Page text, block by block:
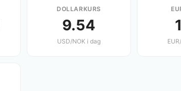
DOLLARKURS
9.54
USD/NOK i dag